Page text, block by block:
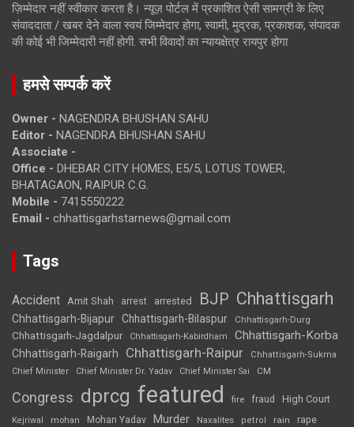
ज़िम्मेदार नहीं स्वीकार करता है। न्यूज़ पोर्टल में प्रकाशित ऐसी सामग्री के लिए
संवाददाता / खबर देने वाला स्वयं जिम्मेदार होगा, स्वामी, मुद्रक, प्रकाशक, संपादक
की कोई भी जिम्मेदारी नहीं होगी. सभी विवादों का न्यायक्षेत्र रायपुर होगा
हमसे सम्पर्क करें
Owner - NAGENDRA BHUSHAN SAHU
Editor - NAGENDRA BHUSHAN SAHU
Associate -
Office - DHEBAR CITY HOMES, E5/5, LOTUS TOWER,
BHATAGAON, RAIPUR C.G.
Mobile - 7415550222
Email - chhattisgarhstarnews@gmail.com
Tags
Accident Amit Shah arrest arrested BJP Chhattisgarh
Chhattisgarh-Bijapur Chhattisgarh-Bilaspur Chhattisgarh-Durg
Chhattisgarh-Jagdalpur Chhattisgarh-Kabirdham Chhattisgarh-Korba
Chhattisgarh-Raigarh Chhattisgarh-Raipur
Chhattisgarh-Sukma
Chief Minister
Chief Minister Dr. Yadav Chief Minister Sai CM
Congress dprcg featured fire fraud High Court
Kejriwal mohan Mohan Yadav Murder Naxalites petrol rain rape